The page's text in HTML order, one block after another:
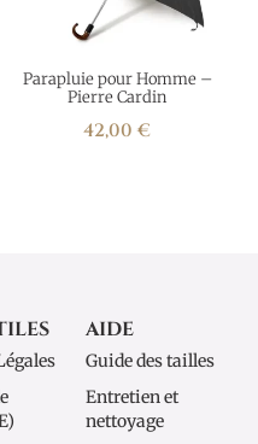
Parapluie pour Homme –
Pierre Cardin
42,00 €
AIDE
Guide des tailles
Entretien et
nettoyage